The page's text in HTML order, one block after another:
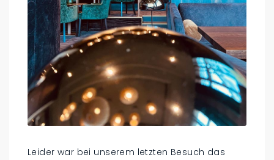
Leider war bei unserem letzten Besuch das